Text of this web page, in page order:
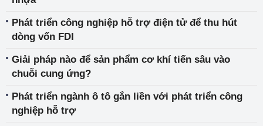
Phát triển công nghiệp hỗ trợ điện tử để thu hút
dòng vốn FDI
Giải pháp nào để sản phẩm cơ khí tiến sâu vào
chuỗi cung ứng?
Phát triển ngành ô tô gắn liền với phát triển công
nghiệp hỗ trợ